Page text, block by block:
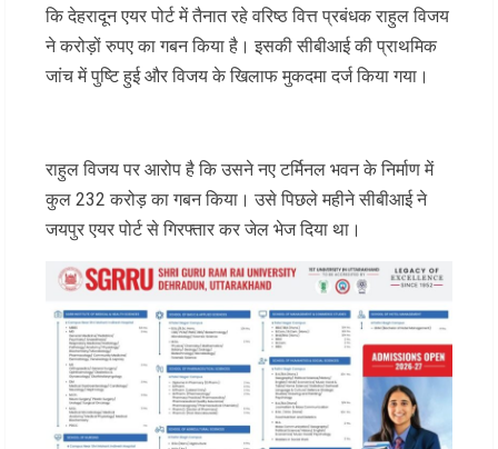
कि देहरादून एयर पोर्ट में तैनात रहे वरिष्ठ वित्त प्रबंधक राहुल विजय
ने करोड़ों रुपए का गबन किया है। इसकी सीबीआई की प्राथमिक
जांच में पुष्टि हुई और विजय के खिलाफ मुकदमा दर्ज किया गया।
राहुल विजय पर आरोप है कि उसने नए टर्मिनल भवन के निर्माण में
कुल 232 करोड़ का गबन किया। उसे पिछले महीने सीबीआई ने
जयपुर एयर पोर्ट से गिरफ्तार कर जेल भेज दिया था।